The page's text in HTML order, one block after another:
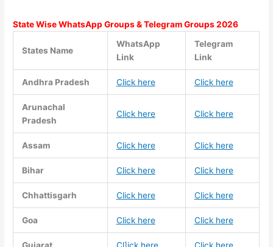
State Wise WhatsApp Groups & Telegram Groups 2026
States Name
WhatsApp
Link
Telegram
Link
Andhra Pradesh Click here Click here
Arunachal
Pradesh
Click here Click here
Assam Click here Click here
Bihar Click here Click here
Chhattisgarh Click here Click here
Goa Click here Click here